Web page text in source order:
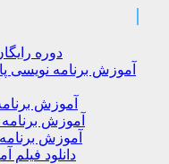
دوره
آموزش برنامه
آموزش
آموزش
آموزش
دانلود